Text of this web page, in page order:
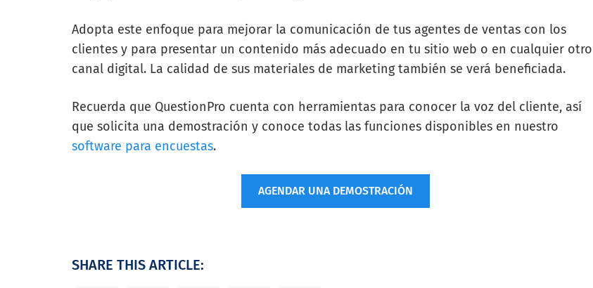
Adopta este enfoque para mejorar la comunicación de tus agentes de ventas con los
clientes y para presentar un contenido más adecuado en tu sitio web o en cualquier otro
canal digital. La calidad de sus materiales de marketing también se verá beneficiada.
Recuerda que QuestionPro cuenta con herramientas para conocer la voz del cliente, así
que solicita una demostración y conoce todas las funciones disponibles en nuestro
software para encuestas.
AGENDAR UNA DEMOSTRACIÓN
SHARE THIS ARTICLE: